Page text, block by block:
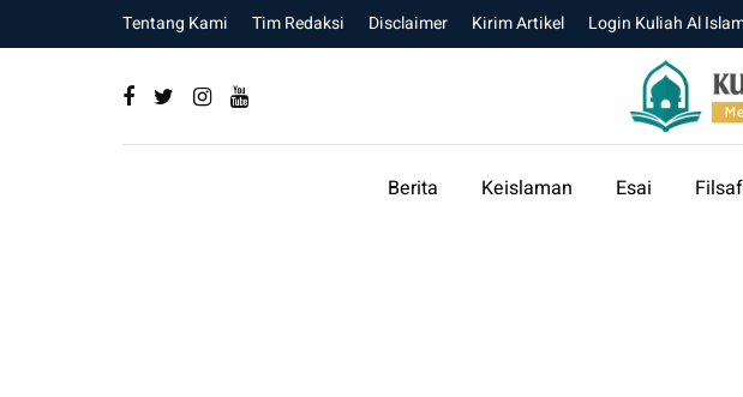
Tentang Kami Tim Redaksi Disclaimer Kirim Artikel Login Kuliah Al
Berita Keislaman Esai